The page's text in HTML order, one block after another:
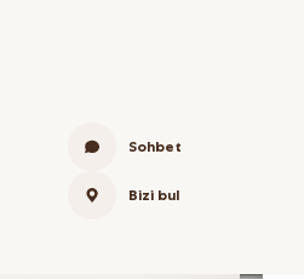
Sohbet
Bizi bul